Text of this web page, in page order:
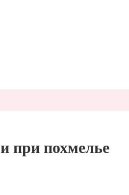
при похмелье